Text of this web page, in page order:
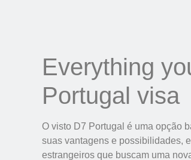
Everything
Portugal visa
O visto D7 Portugal é uma opção
suas vantagens e possibilidades,
estrangeiros que buscam uma